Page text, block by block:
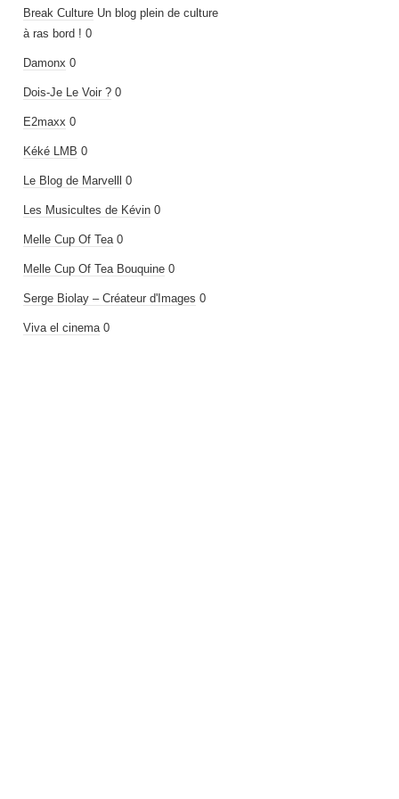
Break Culture Un blog plein de culture
à ras bord ! 0
Damonx 0
Dois-Je Le Voir ? 0
E2maxx 0
Kéké LMB 0
Le Blog de Marvelll 0
Les Musicultes de Kévin 0
Melle Cup Of Tea 0
Melle Cup Of Tea Bouquine 0
Serge Biolay – Créateur d'Images 0
Viva el cinema 0